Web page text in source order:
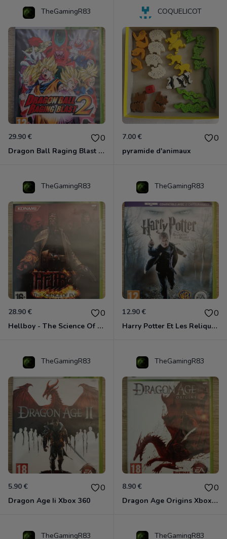
TheGamingR83
29.90 € 0
Dragon Ball Raging Blast 2 Xbox 360
COQUELICOT
7.00 € 0
pyramide d'animaux
TheGamingR83
28.90 € 0
Hellboy - The Science Of Evil Xbox 360
TheGamingR83
12.90 € 0
Harry Potter Et Les Reliques De La Mort - 1ère Partie Xbox 360
TheGamingR83
5.90 € 0
Dragon Age Ii Xbox 360
TheGamingR83
8.90 € 0
Dragon Age Origins Xbox 360
TheGamingR83 TheGamingR83